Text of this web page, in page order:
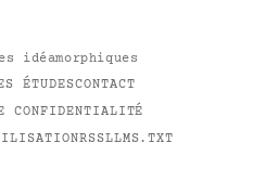
idéamorphiques
ÉTUDESCONTACT
CONFIDENTIALITÉ
RSSLLMS.TXT